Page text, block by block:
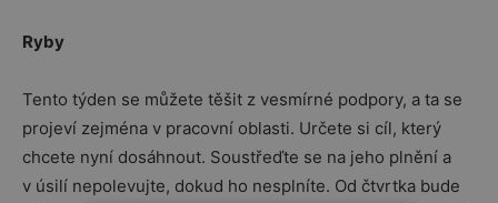
Ryby
Tento týden se můžete těšit z vesmírné podpory, a ta se
projeví zejména v pracovní oblasti. Určete si cíl, který
chcete nyní dosáhnout. Soustřeďte se na jeho plnění a
v úsilí nepolevujte, dokud ho nesplníte. Od čtvrtka bude